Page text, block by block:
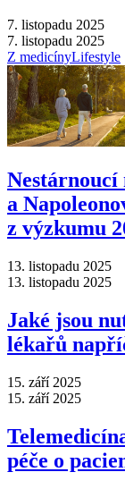
7. listopadu 2025
7. listopadu 2025
Z medicínyLifestyle
a
z výzkumu
13. listopadu 2025
13. listopadu 2025
Jaké jsou
lékařů
15. září 2025
15. září 2025
péče o